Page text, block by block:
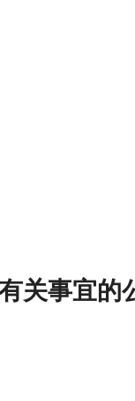
关事宜的